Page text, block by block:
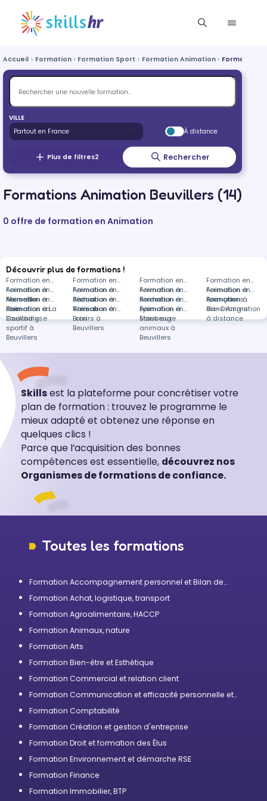
Accueil Formation Formation Sport Formation Animation Formation
VILLE
À distance
Plus de filtres2 Rechercher
Formations Animation Beuvillers (14)
0 offre de formation en Animation
Découvrir plus de formations !
Formation en
Animation à
Marseille
Formation en
Animation à
Bédoin
Formation en
Animation à
Bordeaux
Formation en
Animation à
Briançon
Formation en
Animation à
Blois
Formation en
Animation à
Vierzon
Formation en
Animation à
Lyon
Formation en
Animation à
Ris-Orangis
Formation en
Animation à La
Bouilladisse
Formation en
Animation à
Bron
Formation en
Animation à
Maubeuge
Formations
dans Animation
à distance
Formation en
Coaching
sportif à
Beuvillers
Formation en
Loisirs à
Beuvillers
Formation en
Soins aux
animaux à
Beuvillers
Skillsest la plateforme pour concrétiser votre
plan de formation : trouvez le programme le
mieux adapté et obtenez une réponse en
quelques clics !
Parce que l’acquisition des bonnes
compétences est essentielle, découvrez nos
Organismes de formations de confiance.
Toutes les formations
Formation Accompagnement personnel et Bilan de
Formation Achat, logistique, transport
Formation Agroalimentaire, HACCP
Formation Animaux, nature
Formation Arts
Formation Bien-être et Esthétique
Formation Commercial et relation client
Formation Communication et efficacité personnelle et
Formation Comptabilité
Formation Création et gestion d'entreprise
Formation Droit et formation des Élus
Formation Environnement et démarche RSE
Formation Finance
Formation Immobilier, BTP